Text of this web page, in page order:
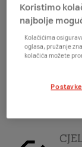
Profesionalni
nemate
želite
se sastoji od
opreme i
Koristimo
najbolje
Kolačićima
oglasa, pružanje
kolačića možete